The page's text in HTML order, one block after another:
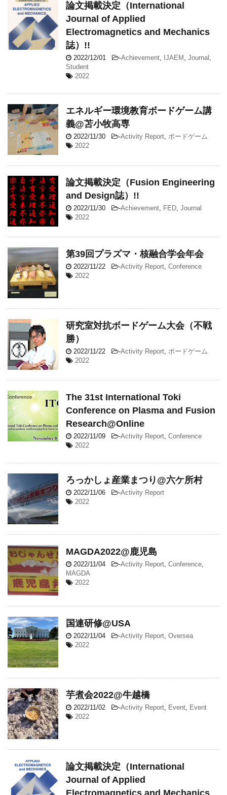
論文掲載決定（International
Journal of Applied
Electromagnetics and Mechanics
誌）!!
2022/12/01 -Achievement, IJAEM , Journal ,
Student
2022
エネルギー環境教育ボードゲーム講
義@苫小牧高専
2022/11/30 -Activity Report, ボードゲーム
2022
論文掲載決定（Fusion Engineering
and Design誌）!!
2022/11/30 -Achievement, FED, Journal
2022
第39回プラズマ・核融合学会年会
2022/11/22 -Activity Report, Conference
2022
研究室対抗ボードゲーム大会（不戦
勝）
2022/11/22 -Activity Report, ボードゲーム
2022
The 31st International Toki
Conference on Plasma and Fusion
Research@Online
2022/11/09 -Activity Report, Conference
2022
ろっかしょ産業まつり@六ケ所村
2022/11/06 -Activity Report
2022
MAGDA2022@鹿児島
2022/11/04 -Activity Report, Conference,
MAGDA
2022
国連研修@USA
2022/11/04 -Activity Report, Oversea
2022
芋煮会2022@牛越橋
2022/11/02 -Activity Report, Event, Event
2022
論文掲載決定（International
Journal of Applied
Electromagnetics and Mechanics